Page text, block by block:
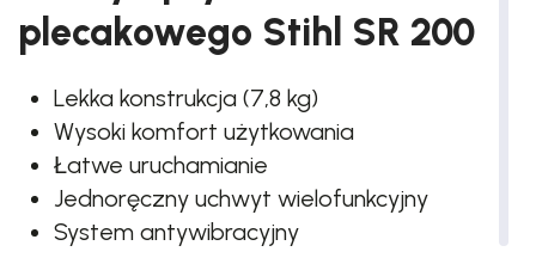
plecakowego Stihl SR 200
Lekka konstrukcja (7,8 kg)
Wysoki komfort użytkowania
Łatwe uruchamianie
Jednoręczny uchwyt wielofunkcyjny
System antywibracyjny